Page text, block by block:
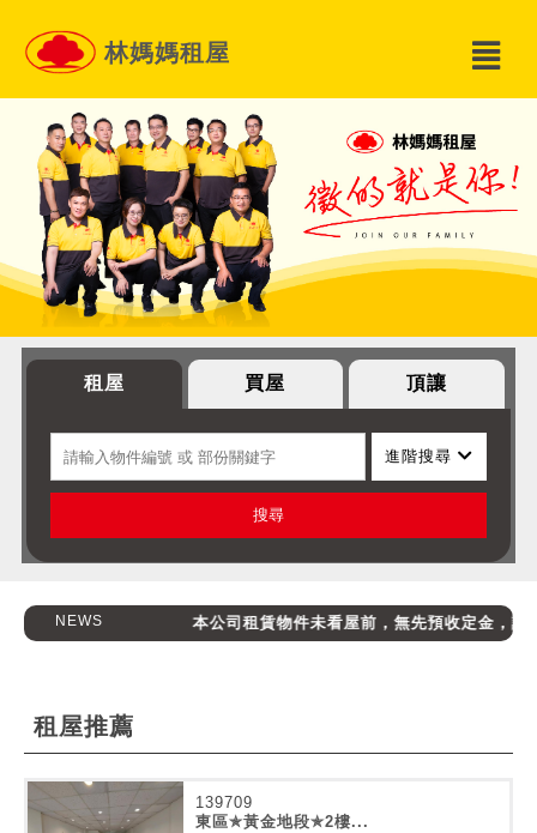
林媽媽租屋
租屋 買屋 頂讓
進階搜尋
搜尋
NEWS 本公司租賃物件未看屋前，無先預收定金，請消費
租屋推薦
139709
東區✯黃金地段✯2樓...